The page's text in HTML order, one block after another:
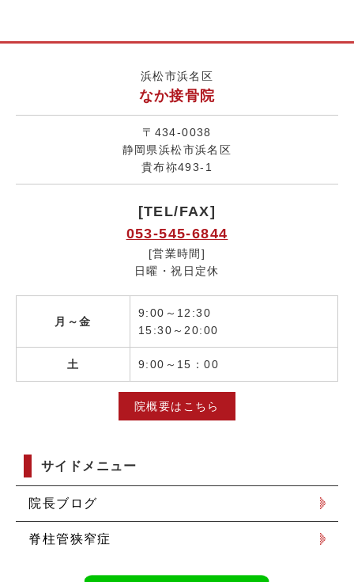
浜松市浜名区
なか接骨院
〒434-0038
静岡県浜松市浜名区
貴布祢493-1
[TEL/FAX]
053-545-6844
[営業時間]
日曜・祝日定休
月～金
9:00～12:30
15:30～20:00
土 9:00～15：00
院概要はこちら
サイドメニュー
院長ブログ
脊柱管狭窄症